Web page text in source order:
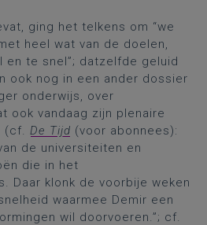
ging het telkens om “we
heel wat van de doelen,
en te snel”; datzelfde geluid
ook nog in een ander dossier
onderwijs, over
ook vandaag zijn plenaire
(cf. De Tijd (voor abonnees):
de universiteiten en
die in het
Daar klonk de voorbije weken
waarmee Demir een
wil doorvoeren.”; cf.